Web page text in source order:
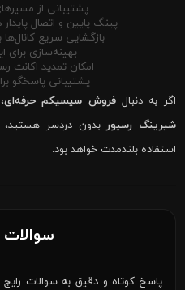
پشتیبانی از
پینگ پایین و اتصال
بازگشایی سریع
بهینه‌سازی برای
امکان تمدید اکانت
پشتیبانی پاسخگو
اگر به دنبالفروش سیسیکم حرفه‌ای،
شیرینگ رسیوربدون دردسر هستید،
استفاده بلندمدت خواهد بود.
سوالات
پاسخ کوتاه و دقیق به سوالات رایج